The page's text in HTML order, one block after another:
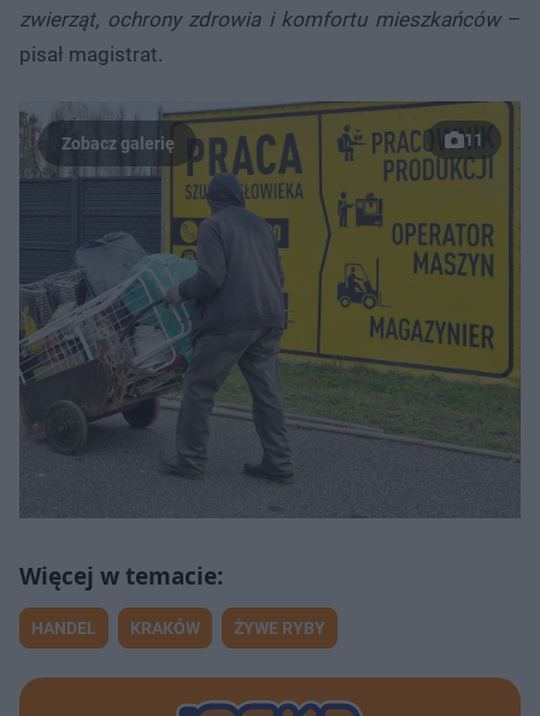
zwierząt, ochrony zdrowia i komfortu mieszkańców–
pisał magistrat.
11
HANDEL KRAKÓW ŻYWE RYBY